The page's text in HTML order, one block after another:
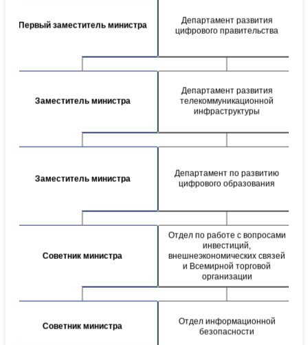
Первый заместитель министра
Департамент развития
цифрового правительства
Заместитель министра
Департамент развития
телекоммуникационной
инфраструктуры
Заместитель министра
Департамент по развитию
цифрового образования
Советник министра
Отдел по работе с вопросами
инвестиций,
внешнеэкономических связей
и Всемирной торговой
организации
Советник министра
Отдел информационной
безопасности